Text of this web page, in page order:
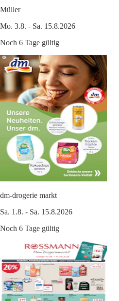
Müller
Mo. 3.8. - Sa. 15.8.2026
Noch 6 Tage gültig
dm-drogerie markt
Sa. 1.8. - Sa. 15.8.2026
Noch 6 Tage gültig